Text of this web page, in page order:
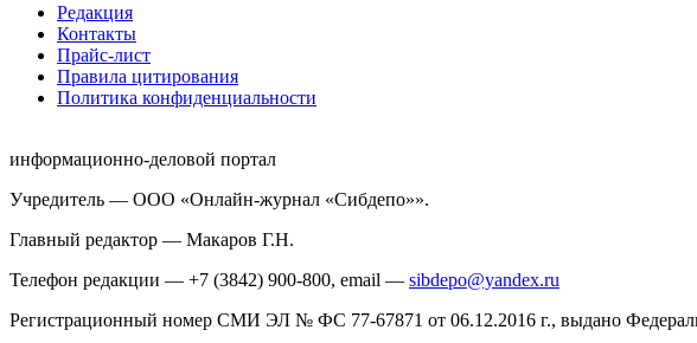
Редакция
Контакты
Прайс-лист
Правила цитирования
Политика конфиденциальности
информационно-деловой портал
Учредитель — ООО «Онлайн-журнал «Сибдепо»».
Главный редактор — Макаров Г.Н.
Телефон редакции — +7 (3842) 900-800, email — sibdepo@yandex.ru
Регистрационный номер СМИ ЭЛ № ФС 77-67871 от 06.12.2016 г., выдано